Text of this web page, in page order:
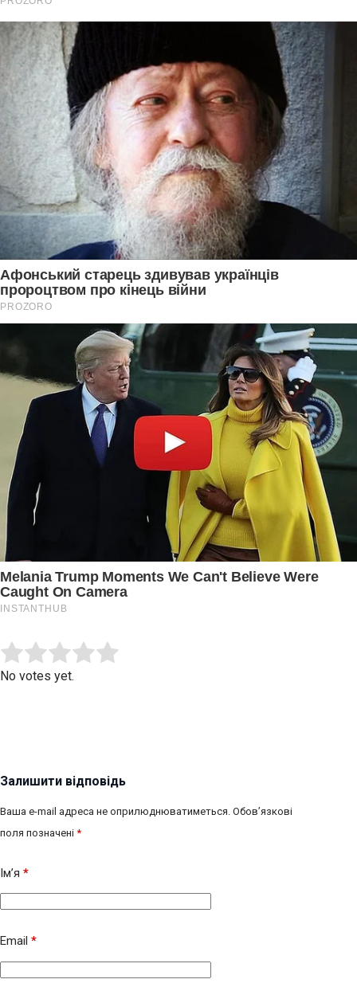
Rate this item:
No votes yet.
Залишити відповідь
Ваша e-mail адреса не оприлюднюватиметься. Обов’язкові
поля позначені *
Ім’я *
Email *